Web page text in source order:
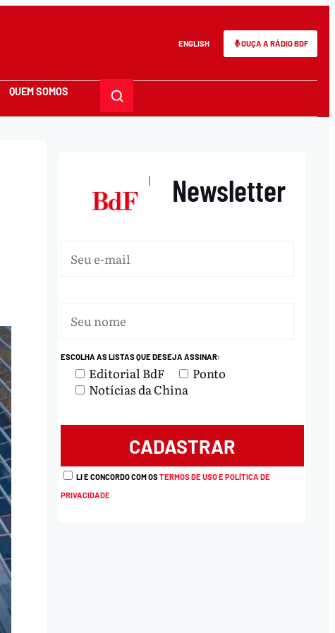
ENGLISH OUÇA A RÁDIO BDF
QUEM SOMOS
| Newsletter
ESCOLHA AS LISTAS QUE DESEJA ASSINAR:
Editorial BdF
Ponto
Notícias da China
LI E CONCORDO COM OSTERMOS DE USO E POLÍTICA DE
PRIVACIDADE